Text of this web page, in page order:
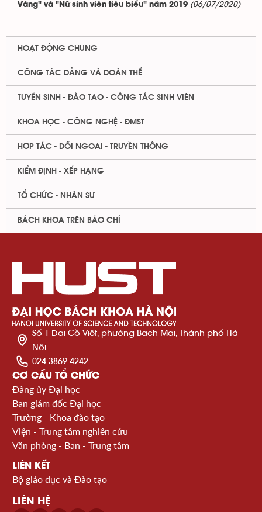
Vàng" và "Nữ sinh viên tiêu biểu" năm 2019 (06/07/2020)
HOẠT ĐỘNG CHUNG
CÔNG TÁC ĐẢNG VÀ ĐOÀN THỂ
TUYỂN SINH - ĐÀO TẠO - CÔNG TÁC SINH VIÊN
KHOA HỌC - CÔNG NGHỆ - ĐMST
HỢP TÁC - ĐỐI NGOẠI - TRUYỀN THÔNG
KIỂM ĐỊNH - XẾP HẠNG
TỔ CHỨC - NHÂN SỰ
BÁCH KHOA TRÊN BÁO CHÍ
Số 1 Đại Cồ Việt, phường Bạch Mai, Thành phố Hà
Nội
024 3869 4242
CƠ CẤU TỔ CHỨC
Đảng ủy Đại học
Ban giám đốc Đại học
Trường - Khoa đào tạo
Viện - Trung tâm nghiên cứu
Văn phòng - Ban - Trung tâm
LIÊN KẾT
Bộ giáo dục và Đào tạo
LIÊN HỆ